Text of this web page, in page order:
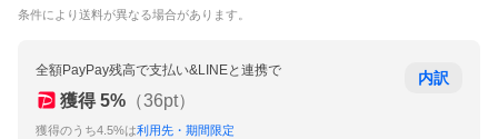
条件により送料が異なる場合があります。
全額PayPay残高で支払い&LINEと連携で
獲得 5% （36pt）
獲得のうち4.5%は利用先・期間限定
内訳